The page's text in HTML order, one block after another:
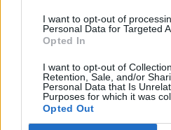
I want to opt-out of
Personal Data for Targeted
Opted In
I want to opt-out of
Retention, Sale, and/or
Personal Data that Is
Purposes for which it was
Opted Out